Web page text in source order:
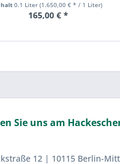
0.1 Liter (1.650,00 € * / 1 Liter)
165,00 € *
Sie uns am
12 | 10115 Berlin-